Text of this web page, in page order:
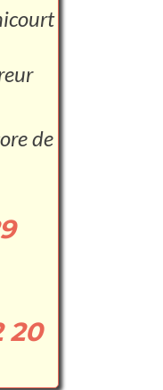
de
20